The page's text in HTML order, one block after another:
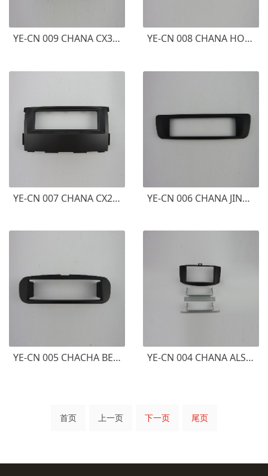
YE-CN 009 CHANA CX30 3BOXES 长安CX30 三厢 YE-CN 008 CHANA HONOR 长安欧诺
YE-CN 007 CHANA CX20 1DIN YE-CN 006 CHANA JINNIUXING 长安金牛星 1DIN
YE-CN 005 CHACHA BENBEN MINI 2011 长安奔奔MINI 1DIN YE-CN 004 CHANA ALSVIN 长安悦翔
首页 上一页 下一页 尾页